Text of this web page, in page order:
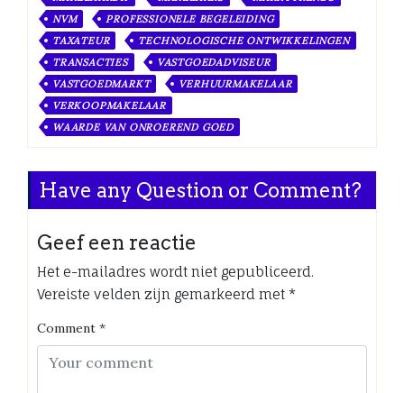
NVM
PROFESSIONELE BEGELEIDING
TAXATEUR
TECHNOLOGISCHE ONTWIKKELINGEN
TRANSACTIES
VASTGOEDADVISEUR
VASTGOEDMARKT
VERHUURMAKELAAR
VERKOOPMAKELAAR
WAARDE VAN ONROEREND GOED
Have any Question or Comment?
Geef een reactie
Het e-mailadres wordt niet gepubliceerd.
Vereiste velden zijn gemarkeerd met *
Comment *